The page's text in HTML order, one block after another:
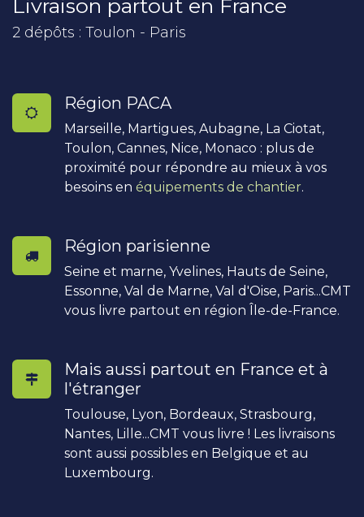
Livraison partout en France
2 dépôts : Toulon - Paris
Région PACA
Marseille, Martigues, Aubagne, La Ciotat,
Toulon, Cannes, Nice, Monaco : plus de
proximité pour répondre au mieux à vos
besoins en équipements de chantier.
Région parisienne
Seine et marne, Yvelines, Hauts de Seine,
Essonne, Val de Marne, Val d'Oise, Paris...CMT
vous livre partout en région Île-de-France.
Mais aussi partout en France et à
l'étranger
Toulouse, Lyon, Bordeaux, Strasbourg,
Nantes, Lille...CMT vous livre ! Les livraisons
sont aussi possibles en Belgique et au
Luxembourg.